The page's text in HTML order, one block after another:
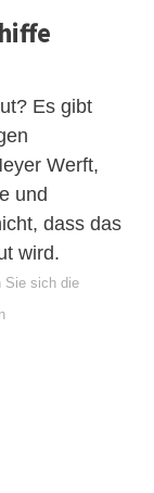
Es gibt
Werft,
und
dass das
wird.
Sie sich die